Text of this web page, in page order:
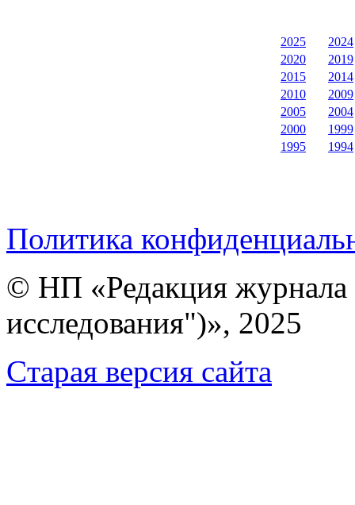
2025
2024
2020
2019
2015
2014
2010
2009
2005
2004
2000
1999
1995
1994
Политика
© НП «Редакция
исследования")», 2025
Cтарая версия сайта